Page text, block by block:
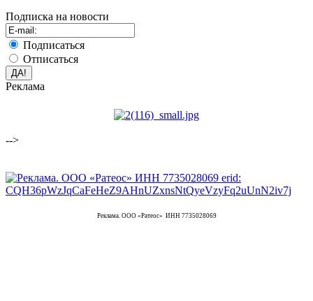
Подписка на новости
Подписаться
Отписаться
Реклама
-->
Реклама. ООО «Ратеос» ИНН 7735028069